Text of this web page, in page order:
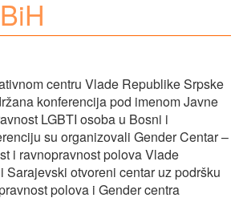
centru Vlade Republike Srpske
konferencija pod imenom Javne
LGBTI osoba u Bosni i
su organizovali Gender Centar –
i ravnopravnost polova Vlade
Sarajevski otvoreni centar uz podršku
polova i Gender centra